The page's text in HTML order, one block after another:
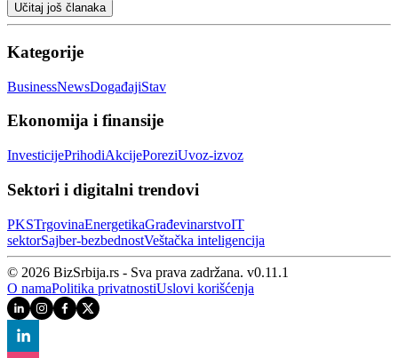
Učitaj još članaka
Kategorije
BusinessNewsDogađajiStav
Ekonomija i finansije
InvesticijePrihodiAkcijePoreziUvoz-izvoz
Sektori i digitalni trendovi
PKSTrgovinaEnergetikaGrađevinarstvoIT
sektorSajber‑bezbednostVeštačka inteligencija
© 2026 BizSrbija.rs - Sva prava zadržana. v0.11.1
O namaPolitika privatnostiUslovi korišćenja